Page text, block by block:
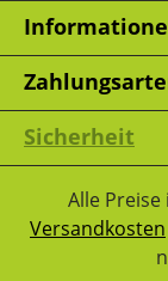
Sicherheit
Alle
Versandkosten